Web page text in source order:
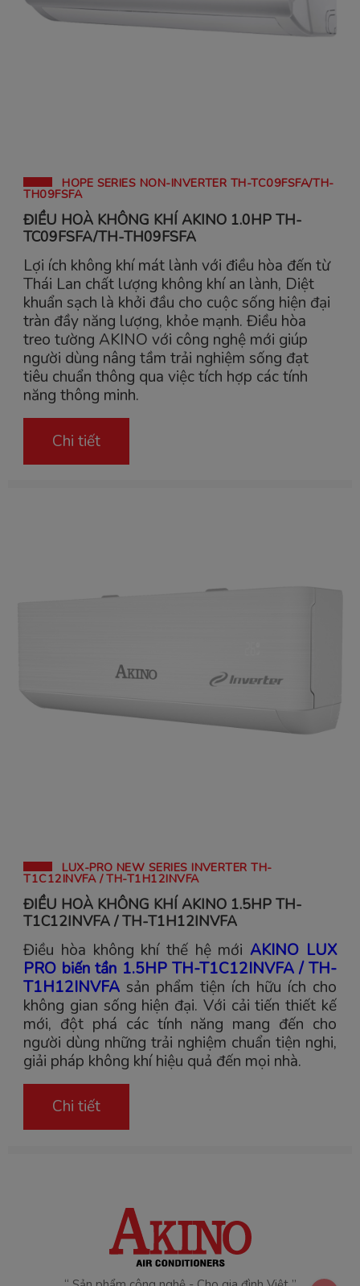
HOPE SERIES NON-INVERTER TH-TC09FSFA/TH-
TH09FSFA
ĐIỀU HOÀ KHÔNG KHÍ AKINO 1.0HP TH-
TC09FSFA/TH-TH09FSFA
Lợi ích không khí mát lành với điều hòa đến từ
Thái Lan chất lượng không khí an lành, Diệt
khuẩn sạch là khởi đầu cho cuộc sống hiện đại
tràn đầy năng lượng, khỏe mạnh. Điều hòa
treo tường AKINO với công nghệ mới giúp
người dùng nâng tầm trải nghiệm sống đạt
tiêu chuẩn thông qua việc tích hợp các tính
năng thông minh.
Chi tiết
LUX-PRO NEW SERIES INVERTER TH-
T1C12INVFA / TH-T1H12INVFA
ĐIỀU HOÀ KHÔNG KHÍ AKINO 1.5HP TH-
T1C12INVFA / TH-T1H12INVFA
Điều hòa không khí thế hệ mới AKINO LUX
PRO biến tần 1.5HP TH-T1C12INVFA / TH-
T1H12INVFA sản phẩm tiện ích hữu ích cho
không gian sống hiện đại. Với cải tiến thiết kế
mới, đột phá các tính năng mang đến cho
người dùng những trải nghiệm chuẩn tiện nghi,
giải pháp không khí hiệu quả đến mọi nhà.
Chi tiết